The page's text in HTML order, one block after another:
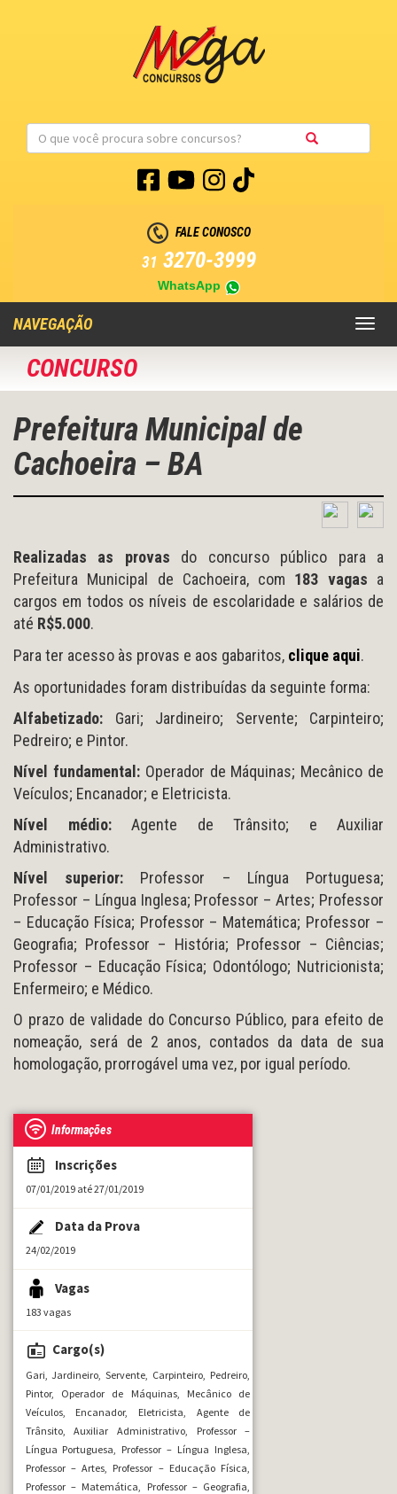
FALE CONOSCO
31 3270-3999
WhatsApp
Toggle
NAVEGAÇÃO
CONCURSO
Prefeitura Municipal de
Cachoeira – BA
Realizadas as provas do concurso público para a
Prefeitura Municipal de Cachoeira, com 183 vagas a
cargos em todos os níveis de escolaridade e salários de
até R$5.000.
Para ter acesso às provas e aos gabaritos, clique aqui.
As oportunidades foram distribuídas da seguinte forma:
Alfabetizado: Gari; Jardineiro; Servente; Carpinteiro;
Pedreiro; e Pintor.
Nível fundamental:Operador de Máquinas; Mecânico de
Veículos; Encanador; e Eletricista.
Nível médio:Agente de Trânsito; e Auxiliar
Administrativo.
Nível superior: Professor – Língua Portuguesa;
Professor – Língua Inglesa; Professor – Artes; Professor
– Educação Física; Professor – Matemática; Professor –
Geografia; Professor – História; Professor – Ciências;
Professor – Educação Física; Odontólogo; Nutricionista;
Enfermeiro; e Médico.
O prazo de validade do Concurso Público, para efeito de
nomeação, será de 2 anos, contados da data de sua
homologação, prorrogável uma vez, por igual período.
Informações
Inscrições
07/01/2019 até 27/01/2019
Data da Prova
24/02/2019
Vagas
183 vagas
Cargo(s)
Gari, Jardineiro, Servente, Carpinteiro, Pedreiro,
Pintor, Operador de Máquinas, Mecânico de
Veículos, Encanador, Eletricista, Agente de
Trânsito, Auxiliar Administrativo, Professor –
Língua Portuguesa, Professor – Língua Inglesa,
Professor – Artes, Professor – Educação Física,
Professor – Matemática, Professor – Geografia,